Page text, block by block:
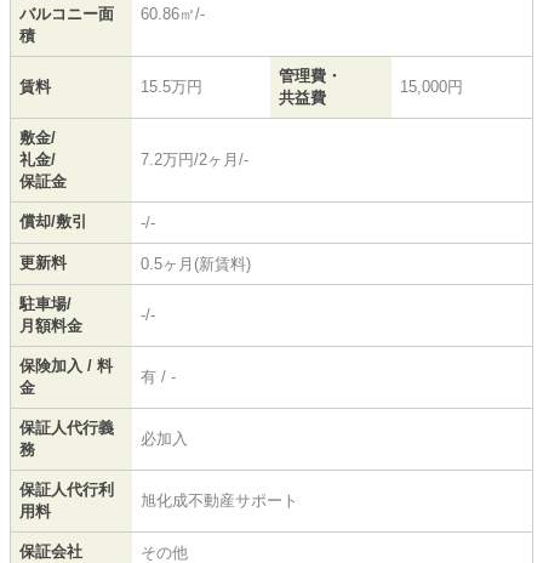
バルコニー面
積
60.86㎡/-
賃料 15.5万円
管理費・
共益費
15,000円
敷金/
礼金/
保証金
7.2万円/2ヶ月/-
償却/敷引 -/-
更新料 0.5ヶ月(新賃料)
駐車場/
月額料金
-/-
保険加入 / 料
金
有 / -
保証人代行義
務
必加入
保証人代行利
用料
旭化成不動産サポート
保証会社 その他